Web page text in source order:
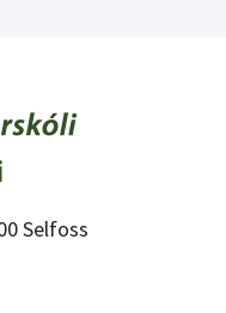
Selfoss